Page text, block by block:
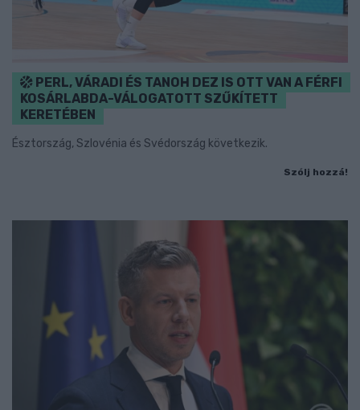
PERL, VÁRADI ÉS TANOH DEZ IS OTT VAN A FÉRFI
KOSÁRLABDA-VÁLOGATOTT SZŰKÍTETT
KERETÉBEN
Észtország, Szlovénia és Svédország következik.
Szólj hozzá!